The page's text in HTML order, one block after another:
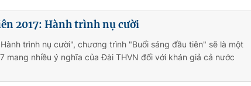
2017: Hành trình nụ cười
trình nụ cười", chương trình "Buổi sáng đầu tiên" sẽ là một
mang nhiều ý nghĩa của Đài THVN đối với khán giả cả nước